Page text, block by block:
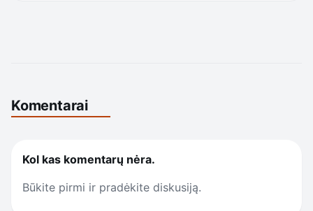
Komentarai
Kol kas komentarų nėra.
Būkite pirmi ir pradėkite diskusiją.